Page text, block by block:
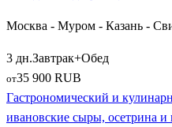
мусульманскими, и туристов
приготовлению татарской
дегустация касимовских
Москва - Муром - Казань -
3 дн.Завтрак+Обед
от35 900 RUB
Гастрономический и
ивановские сыры, осетрина